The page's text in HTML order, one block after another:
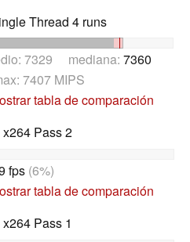
Thread 4 runs
7329 mediana: 7360
7407 MIPS
tabla de comparación
x264 Pass 2
fps (6%)
tabla de comparación
x264 Pass 1